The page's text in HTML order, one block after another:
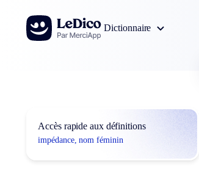
Aller au contenu
Dictionnaire
Accès rapide aux définitions
impédance, nom féminin